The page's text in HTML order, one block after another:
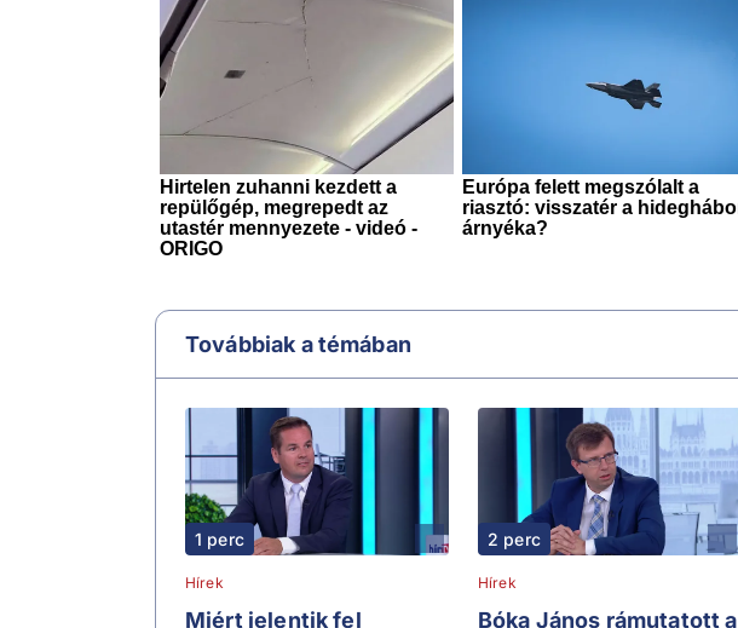
Továbbiak a témában
1 perc
Hírek
Miért jelentik fel
2 perc
Hírek
Bóka János rámutatott a